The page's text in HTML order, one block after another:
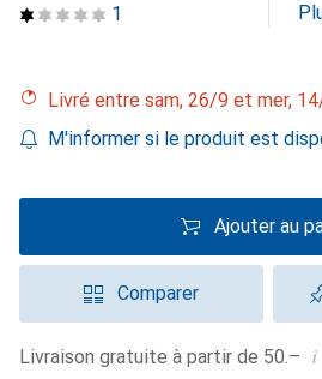
1
Livré entre sam, 26/9 et mer,
M'informer si le produit est
Ajouter au
Comparer
Livraison gratuite à partir de 50.– i